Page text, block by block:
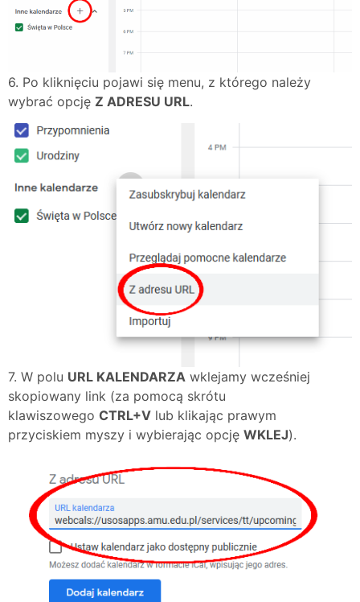
6. Po kliknięciu pojawi się menu, z którego należy
wybrać opcję Z ADRESU URL.
7. W polu URL KALENDARZA wklejamy wcześniej
skopiowany link (za pomocą skrótu
klawiszowego CTRL+V lub klikając prawym
przyciskiem myszy i wybierając opcję WKLEJ).